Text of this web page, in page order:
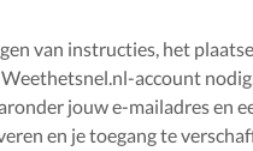
van instructies, het
account
jouw e-mailadres en
en je toegang te